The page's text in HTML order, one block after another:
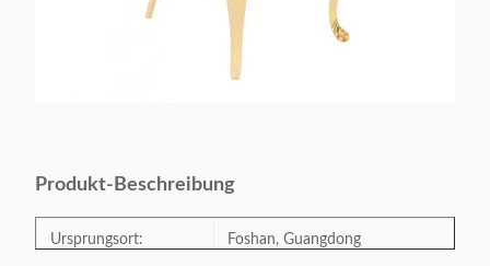
Produkt-Beschreibung
Ursprungsort: Foshan, Guangdong